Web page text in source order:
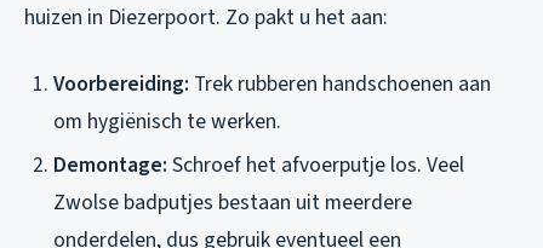
huizen in Diezerpoort. Zo pakt u het aan:
Voorbereiding: Trek rubberen handschoenen aan
om hygiënisch te werken.
Demontage: Schroef het afvoerputje los. Veel
Zwolse badputjes bestaan uit meerdere
onderdelen, dus gebruik eventueel een